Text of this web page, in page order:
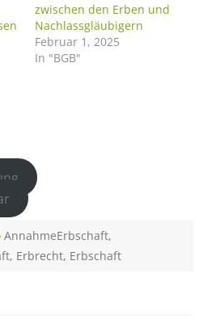
zwischen den Erben und
Nachlassgläubigern
Februar 1, 2025
In "BGB"
AnnahmeErbschaft,
, Erbrecht, Erbschaft